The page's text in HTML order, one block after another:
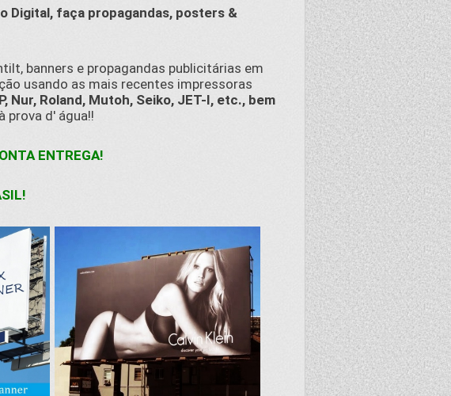
Digital, faça propagandas, posters &
banners e propagandas publicitárias em
usando as mais recentes impressoras
Nur, Roland, Mutoh, Seiko, JET-I, etc., bem
prova d' água!!
ENTREGA!